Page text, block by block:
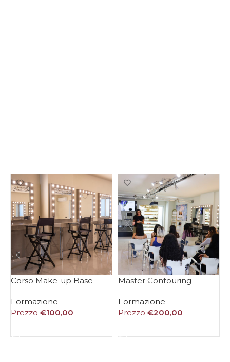
Corso Make-up Base
Formazione
Prezzo €100,00
Master Contouring
Formazione
Prezzo €200,00